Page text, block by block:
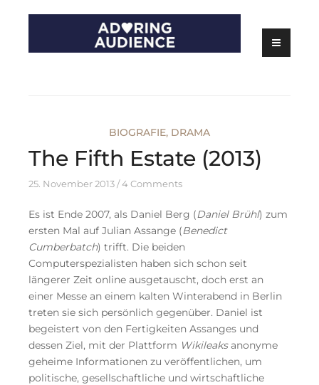
content
BIOGRAFIE, DRAMA
The Fifth Estate (2013)
25. November 2013 4 Comments
Es ist Ende 2007, als Daniel Berg (Daniel Brühl) zum
ersten Mal auf Julian Assange (Benedict
Cumberbatch) trifft. Die beiden
Computerspezialisten haben sich schon seit
längerer Zeit online ausgetauscht, doch erst an
einer Messe an einem kalten Winterabend in Berlin
treten sie sich persönlich gegenüber. Daniel ist
begeistert von den Fertigkeiten Assanges und
dessen Ziel, mit der Plattform Wikileaksanonyme
geheime Informationen zu veröffentlichen, um
politische, gesellschaftliche und wirtschaftliche